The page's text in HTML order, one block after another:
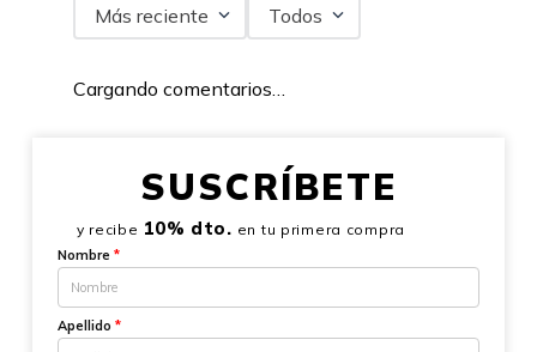
Más reciente Todos
Cargando comentarios…
SUSCRÍBETE
y recibe 10% dto. en tu primera compra
Nombre *
Apellido *